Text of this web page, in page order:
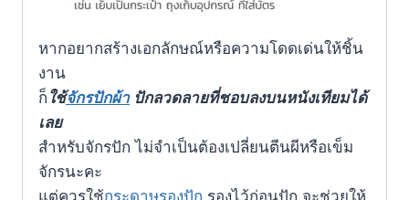
หากอยากสร้างเอกลักษณ์หรือความโดดเด่นให้ชิ้น
งาน
ก็ ใช้จักรปักผ้าปักลวดลายที่ชอบลงบนหนังเทียมได้
เลย
สำหรับจักรปัก ไม่จำเป็นต้องเปลี่ยนตีนผีหรือเข็ม
จักรนะคะ
แต่ควรใช้กระดาษรองปัก รองไว้ก่อนปัก จะช่วยให้